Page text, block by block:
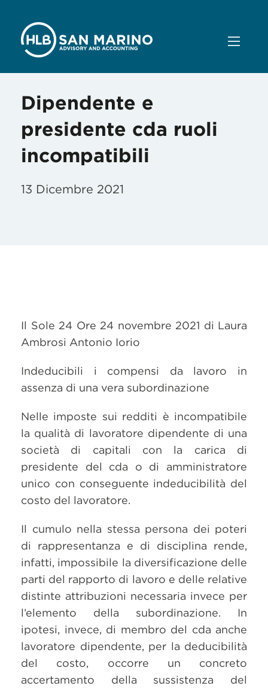
Dipendente e
presidente cda ruoli
incompatibili
13 Dicembre 2021
Il Sole 24 Ore 24 novembre 2021 di Laura
Ambrosi Antonio Iorio
Indeducibili i compensi da lavoro in
assenza di una vera subordinazione
Nelle imposte sui redditi è incompatibile
la qualità di lavoratore dipendente di una
società di capitali con la carica di
presidente del cda o di amministratore
unico con conseguente indeducibilità del
costo del lavoratore.
Il cumulo nella stessa persona dei poteri
di rappresentanza e di disciplina rende,
infatti, impossibile la diversificazione delle
parti del rapporto di lavoro e delle relative
distinte attribuzioni necessaria invece per
l’elemento della subordinazione. In
ipotesi, invece, di membro del cda anche
lavoratore dipendente, per la deducibilità
del costo, occorre un concreto
accertamento della sussistenza del